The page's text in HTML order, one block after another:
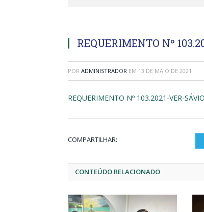
REQUERIMENTO Nº
POR ADMINISTRADOR EM 13 DE MAIO DE 2021
REQUERIMENTO Nº 103.2021-VER-
COMPARTILHAR:
CONTEÚDO RELACIONADO